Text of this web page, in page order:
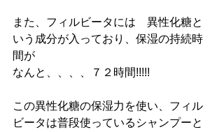
また、フィルビータには　異性化糖と
いう成分が入っており、保湿の持続時
間が
なんと、、、、７２時間!!!!!
この異性化糖の保湿力を使い、フィル
ビータは普段使っているシャンプーと